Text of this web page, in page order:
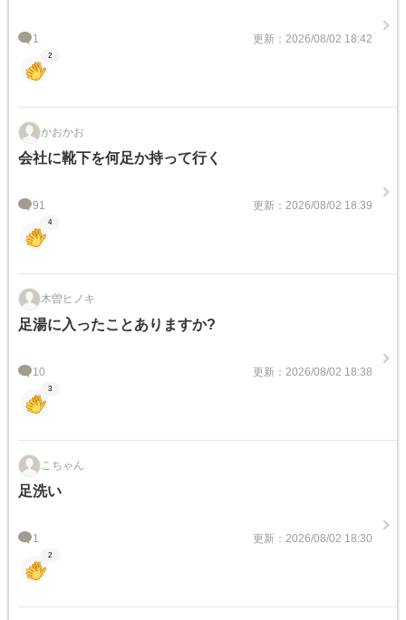
1 更新：2026/08/02 18:42
2
かおかお
会社に靴下を何足か持って行く
91 更新：2026/08/02 18:39
4
木曽ヒノキ
足湯に入ったことありますか?
10 更新：2026/08/02 18:38
3
こちゃん
足洗い
1 更新：2026/08/02 18:30
2